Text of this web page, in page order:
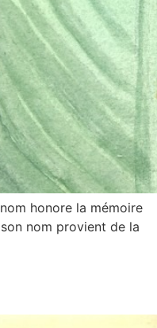
honore la mémoire
nom provient de la